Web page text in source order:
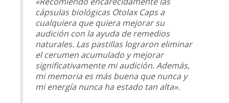
cápsulas biológicas Otolax Caps a
cualquiera que quiera mejorar su
audición con la ayuda de remedios
naturales. Las pastillas lograron eliminar
el cerumen acumulado y mejorar
significativamente mi audición. Además,
mi memoria es más buena que nunca y
mi energía nunca ha estado tan alta».